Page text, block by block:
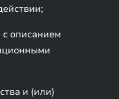
описанием
и (или)